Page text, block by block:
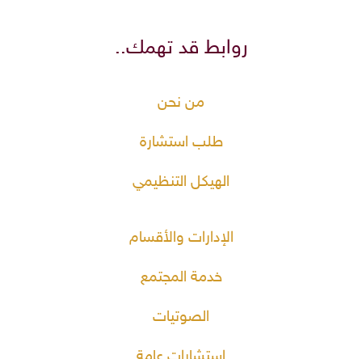
روابط قد تهمك..
من نحن
طلب استشارة
الهيكل التنظيمي
الإدارات والأقسام
خدمة المجتمع
الصوتيات